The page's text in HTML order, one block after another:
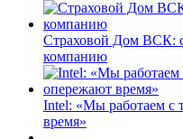
Страховой Дом ВСК:
компанию
Intel: «Мы работаем с
время»